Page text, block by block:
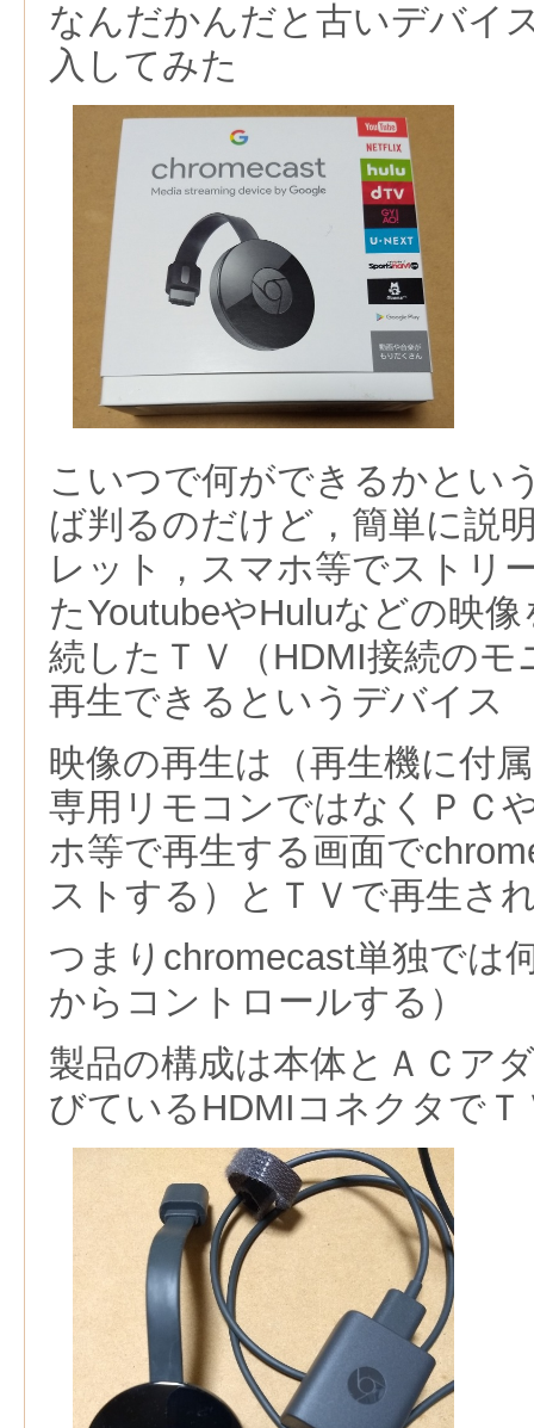
なんだかんだと古いデバイ
入してみた
こいつで何ができるかとい
ば判るのだけど，簡単に説
レット，スマホ等でストリ
たYoutubeやHuluなどの映
続したＴＶ（HDMI接続の
再生できるというデバイス
映像の再生は（再生機に付
専用リモコンではなくＰＣ
ホ等で再生する画面で
ストする）とＴＶで再生さ
つまりchromecast単独では
からコントロールする）
製品の構成は本体とＡＣア
びているHDMIコネクタでＴ